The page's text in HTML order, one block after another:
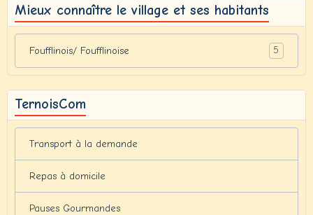
Mieux connaître le village et ses habitants
Foufflinois/ Foufflinoise 5
TernoisCom
Transport à la demande
Repas à domicile
Pauses Gourmandes